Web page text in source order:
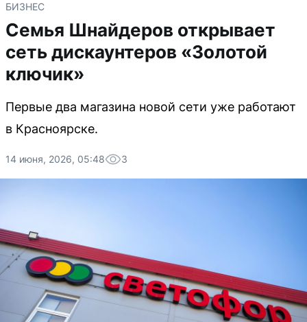
БИЗНЕС
Семья Шнайдеров открывает
сеть дискаунтеров «Золотой
ключик»
Первые два магазина новой сети уже работают
в Красноярске.
14 июня, 2026, 05:48 3